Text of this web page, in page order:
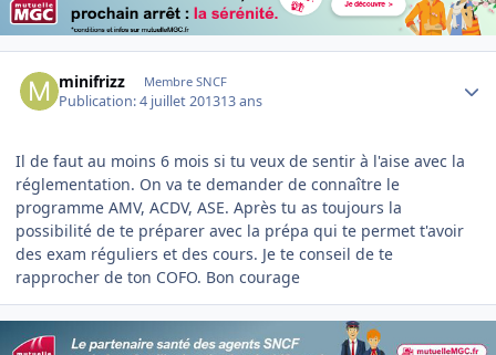
minifrizz Membre SNCF
Publication:4 juillet 201313 ans
Il de faut au moins 6 mois si tu veux de sentir à l'aise avec la
réglementation. On va te demander de connaître le
programme AMV, ACDV, ASE. Après tu as toujours la
possibilité de te préparer avec la prépa qui te permet t'avoir
des exam réguliers et des cours. Je te conseil de te
rapprocher de ton COFO. Bon courage